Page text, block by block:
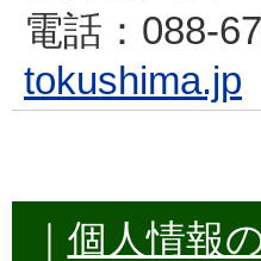
電話 ：088-
tokushima.jp
｜ 個人情報